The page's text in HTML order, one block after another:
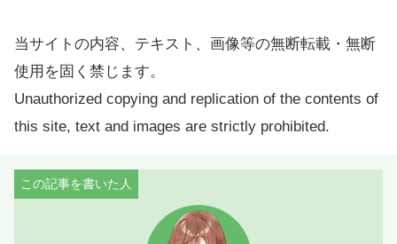
当サイトの内容、テキスト、画像等の無断転載・無断
使用を固く禁じます。
Unauthorized copying and replication of the contents of
this site, text and images are strictly prohibited.